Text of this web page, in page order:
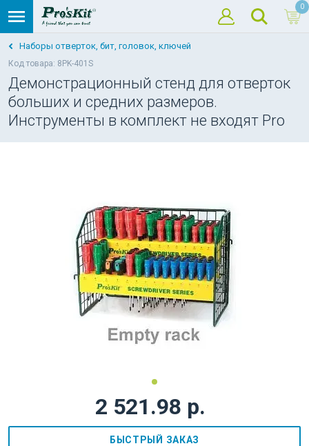
0
Наборы отверток, бит, головок, ключей
Код товара: 8PK-401S
Демонстрационный стенд для отверток
больших и средних размеров.
Инструменты в комплект не входят Pro
2 521.98 р.
БЫСТРЫЙ ЗАКАЗ